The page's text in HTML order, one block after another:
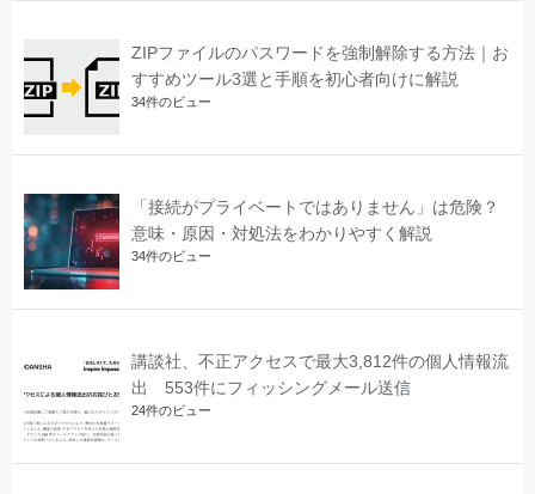
ZIPファイルのパスワードを強制解除する方法｜お
すすめツール3選と手順を初心者向けに解説
34件のビュー
「接続がプライベートではありません」は危険？
意味・原因・対処法をわかりやすく解説
34件のビュー
講談社、不正アクセスで最大3,812件の個人情報流
出 553件にフィッシングメール送信
24件のビュー